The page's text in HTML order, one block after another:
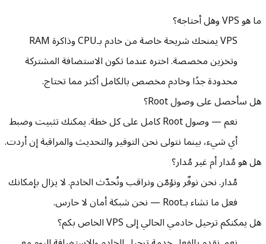
ما هو VPS وهل أحتاجه؟
VPS يمنحك شريحة خاصة من خادم بـCPU وذاكرة RAM
وتخزين مخصصة. اختره عندما تكون الاستضافة المشتركة
محدودة جدًا وخادم مخصص بالكامل أكثر مما تحتاج.
هل سأحصل على وصول Root؟
نعم — وصول Root كامل على كل خطة. يمكنك تثبيت وضبط
أي شيء، بينما نتولى نحن التوفير والتحديث والمراقبة إن أردت.
هل هو مُدار أم غير مُدار؟
مُدار. نحن نوفّر ونؤمّن ونراقب ونُحدّث الخادم. لا يزال بإمكانك
فعل ما تشاء بـRoot — نحن شبكة أمان لا حارس.
هل يمكنكم ترحيل خادمي الحالي إلى VPS الخاص بكم؟